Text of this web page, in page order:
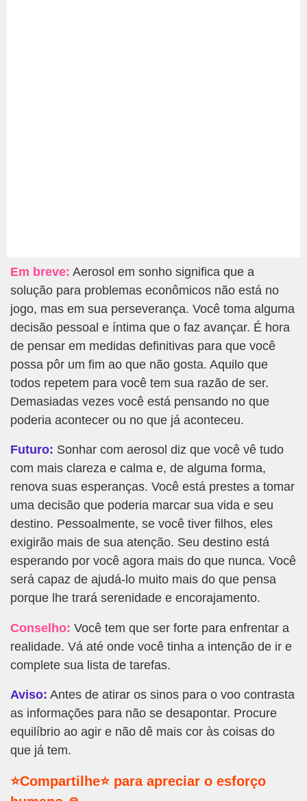
Em breve: Aerosol em sonho significa que a
solução para problemas econômicos não está no
jogo, mas em sua perseverança. Você toma alguma
decisão pessoal e íntima que o faz avançar. É hora
de pensar em medidas definitivas para que você
possa pôr um fim ao que não gosta. Aquilo que
todos repetem para você tem sua razão de ser.
Demasiadas vezes você está pensando no que
poderia acontecer ou no que já aconteceu.
Futuro: Sonhar com aerosol diz que você vê tudo
com mais clareza e calma e, de alguma forma,
renova suas esperanças. Você está prestes a tomar
uma decisão que poderia marcar sua vida e seu
destino. Pessoalmente, se você tiver filhos, eles
exigirão mais de sua atenção. Seu destino está
esperando por você agora mais do que nunca. Você
será capaz de ajudá-lo muito mais do que pensa
porque lhe trará serenidade e encorajamento.
Conselho: Você tem que ser forte para enfrentar a
realidade. Vá até onde você tinha a intenção de ir e
complete sua lista de tarefas.
Aviso: Antes de atirar os sinos para o voo contrasta
as informações para não se desapontar. Procure
equilíbrio ao agir e não dê mais cor às coisas do
que já tem.
⭐Compartilhe⭐ para apreciar o esforço